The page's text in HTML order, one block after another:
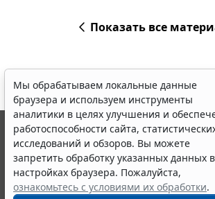
Показать все
Мы обрабатываем локальные данные
браузера и используем инструменты
аналитики в целях улучшения и
работоспособности сайта,
исследований и обзоров. Вы можете
запретить обработку указанных данных в
настройках браузера. Пожалуйста,
ознакомьтесь с условиями их обработки.
© ООО "НПП "ГАРАНТ-СЕРВИС", 2026.
выпускается с 1990 года. Компания
являются участниками Российской
информации ГАРАНТ.